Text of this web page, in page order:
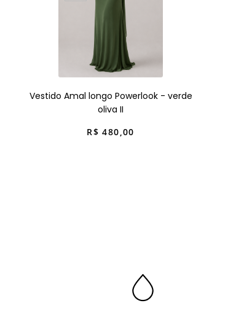
Vestido Amal longo Powerlook - verde
oliva II
R$ 480,00